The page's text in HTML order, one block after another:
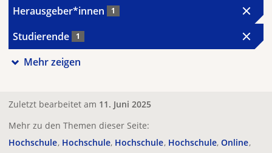
Herausgeber*innen 1
Studierende 1
Mehr zeigen
Zuletzt bearbeitet am 11. Juni 2025
Mehr zu den Themen dieser Seite:
Hochschule Hochschule Hochschule Hochschule Online